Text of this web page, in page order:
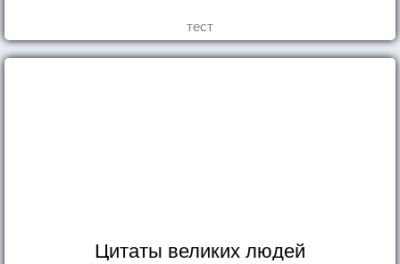
тест
Цитаты великих людей